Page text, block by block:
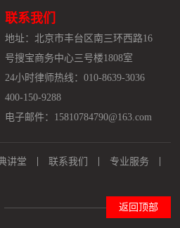
联系我们
地址： 北京市丰台区南三环西路16
号搜宝商务中心三号楼1808室
24小时律师热线：010-8639-3036
400-150-9288
电子邮件：15810784790@163.com
讲堂 联系我们
专业服务
返回顶部